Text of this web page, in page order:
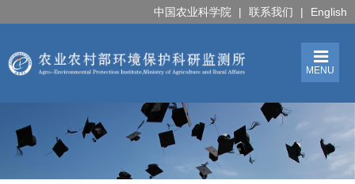
中国农业科学院 | 联系我们 | English
MENU